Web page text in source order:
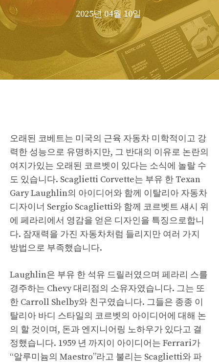
2025년 04월 10일
오래된 코베트는 미국의 근육 자동차 미학적이고 강
력한 성능으로 유명하지만, 그 반대의 이유로 논란의
여지가있는 오래된 코르벳이 있다는 소식에 놀랄 수
도 있습니다. Scaglietti Corvette는 부유 한 Texan
Gary Laughlin의 아이디어와 함께 이탈리아 자동차
디자이너 Sergio Scaglietti와 함께 코르벳트 섀시 위
에 페라리에서 영감을 얻은 디자인을 특징으로합니
다. 잠재력을 가진 자동차처럼 들리지만 여러 가지
방법으로 부족했습니다.
Laughlin은 부유 한 석유 드릴러였으며 페라리 스를
경주하는 Chevy 대리점의 소유자였습니다. 그는 또
한 Carroll Shelby와 친구였습니다. 그들은 종종 이
탈리아 바디 스타일의 코르벳의 아이디어에 대해 논
의 할 것이며, 돈과 엔지니어링 노하우가 있다고 결
정했습니다. 1959 년 까지이 아이디어는 Ferrari가
“알루미늄의 Maestro”라고 불리는 Scaglietti와 파